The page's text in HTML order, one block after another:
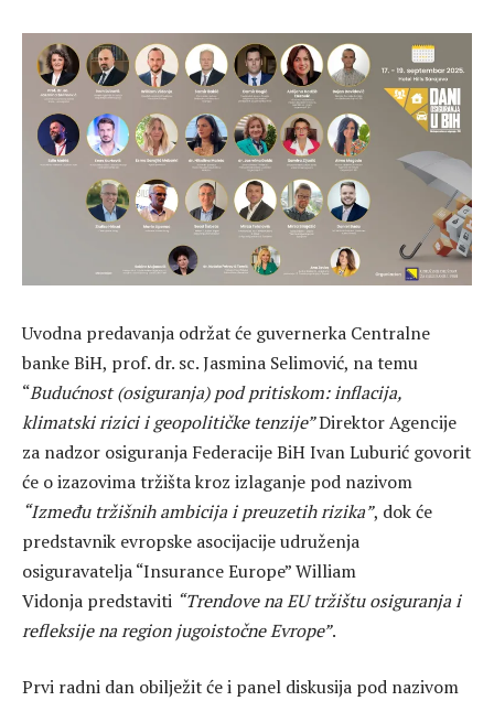
Uvodna predavanja održat će guvernerka Centralne
banke BiH, prof. dr. sc. Jasmina Selimović, na temu
“Budućnost (osiguranja) pod pritiskom: inflacija,
klimatski rizici i geopolitičke tenzije”Direktor Agencije
za nadzor osiguranja Federacije BiH Ivan Luburić govorit
će o izazovima tržišta kroz izlaganje pod nazivom
“Između tržišnih ambicija i preuzetih rizika”, dok će
predstavnik evropske asocijacije udruženja
osiguravatelja “Insurance Europe” William
Vidonja predstaviti “Trendove na EU tržištu osiguranja i
refleksije na region jugoistočne Evrope”.
Prvi radni dan obilježit će i panel diskusija pod nazivom